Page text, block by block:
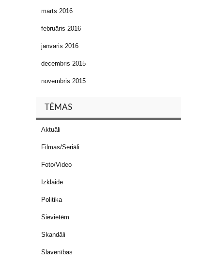
marts 2016
februāris 2016
janvāris 2016
decembris 2015
novembris 2015
TĒMAS
Aktuāli
Filmas/Seriāli
Foto/Video
Izklaide
Politika
Sievietēm
Skandāli
Slavenības